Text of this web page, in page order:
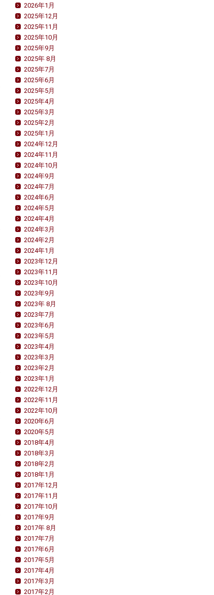
2026年1月
2025年12月
2025年11月
2025年10月
2025年9月
2025年 8月
2025年7月
2025年6月
2025年5月
2025年4月
2025年3月
2025年2月
2025年1月
2024年12月
2024年11月
2024年10月
2024年9月
2024年7月
2024年6月
2024年5月
2024年4月
2024年3月
2024年2月
2024年1月
2023年12月
2023年11月
2023年10月
2023年9月
2023年 8月
2023年7月
2023年6月
2023年5月
2023年4月
2023年3月
2023年2月
2023年1月
2022年12月
2022年11月
2022年10月
2020年6月
2020年5月
2018年4月
2018年3月
2018年2月
2018年1月
2017年12月
2017年11月
2017年10月
2017年9月
2017年 8月
2017年7月
2017年6月
2017年5月
2017年4月
2017年3月
2017年2月